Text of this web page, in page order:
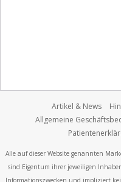
Artikel & News
Allgemeine
Alle auf dieser Website genannten
sind Eigentum ihrer jeweiligen
Informationszwecken und impliziert